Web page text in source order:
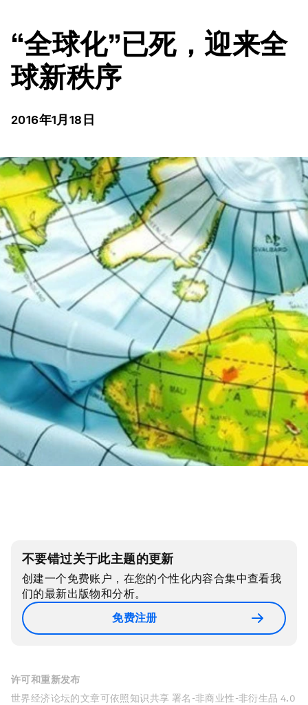
“全球化”已死，迎来全
球新秩序
2016年1月18日
不要错过关于此主题的更新
创建一个免费账户，在您的个性化内容合集中查看我
们的最新出版物和分析。
免费注册
许可和重新发布
世界经济论坛的文章可依照知识共享 署名-非商业性-非衍生品 4.0